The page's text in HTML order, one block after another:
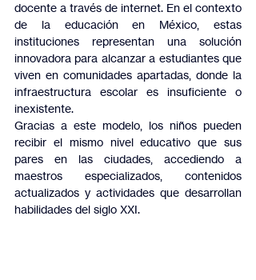
docente a través de internet. En el contexto
de la educación en México, estas
instituciones representan una solución
innovadora para alcanzar a estudiantes que
viven en comunidades apartadas, donde la
infraestructura escolar es insuficiente o
inexistente.
Gracias a este modelo, los niños pueden
recibir el mismo nivel educativo que sus
pares en las ciudades, accediendo a
maestros especializados, contenidos
actualizados y actividades que desarrollan
habilidades del siglo XXI.